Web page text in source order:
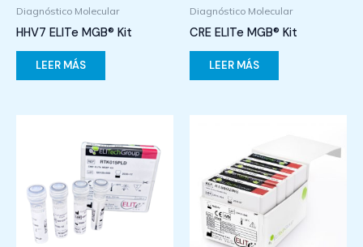
Diagnóstico Molecular
HHV7 ELITe MGB® Kit
LEER MÁS
Diagnóstico Molecular
CRE ELITe MGB® Kit
LEER MÁS